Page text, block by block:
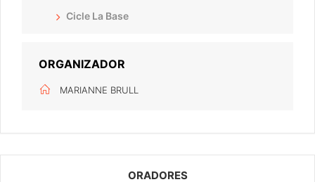
Cicle La Base
ORGANIZADOR
MARIANNE BRULL
ORADORES